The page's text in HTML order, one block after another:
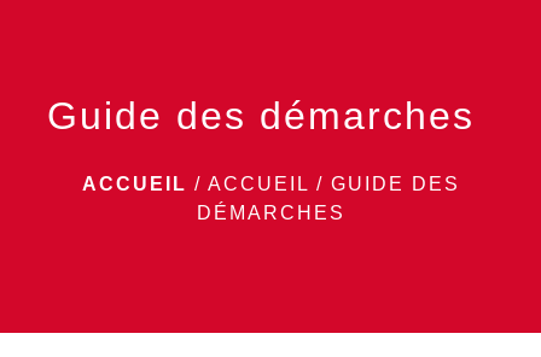
Guide des démarches
ACCUEIL / ACCUEIL / GUIDE DES
DÉMARCHES